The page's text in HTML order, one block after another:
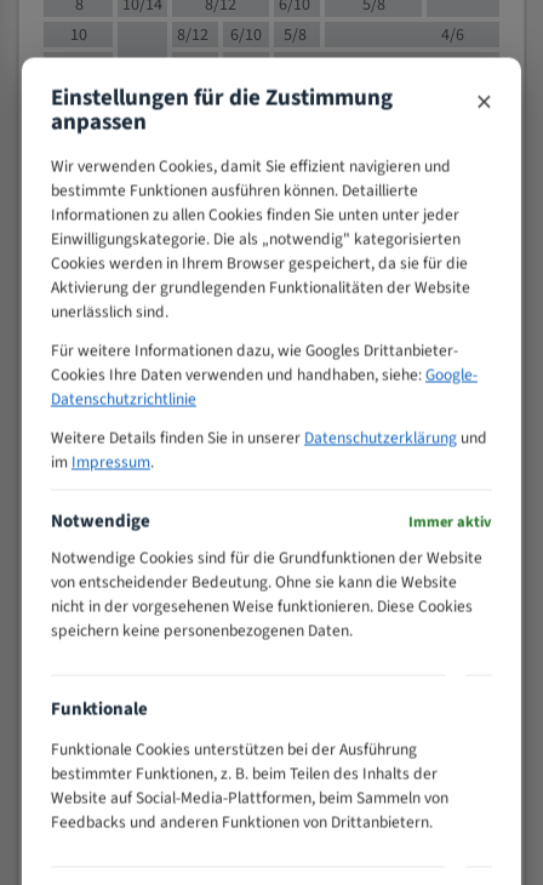
8
10/14 8/12 6/10 5/8
10
8/12 6/10 5/8
4/6
12
8/12 6/10
4/6
15
8/12 6/10
4/5
20
30
4/5
50
80
> 100
VOLLMATERIAL
M (mm)
Zoll (ZpZ))
>
25
10/14
15 - 40
8/12
25 - 50
50 - 120
80 - 180
3/4
130 -
350
2/3
200 -
> 500
0,75/1,25
Vorteile:
Einstellungen für die Zustimmung
anpassen ×
Wir verwenden Cookies, damit Sie effizient navigieren und
bestimmte Funktionen ausführen können. Detaillierte
Informationen zu allen Cookies finden Sie unten unter jeder
Einwilligungskategorie. Die als „notwendig" kategorisierten
Cookies werden in Ihrem Browser gespeichert, da sie für die
Aktivierung der grundlegenden Funktionalitäten der Website
unerlässlich sind.
Für weitere Informationen dazu, wie Googles Drittanbieter-
Cookies Ihre Daten verwenden und handhaben, siehe:Google-
Datenschutzrichtlinie
Weitere Details finden Sie in unserer Datenschutzerklärungund
im Impressum.
Notwendige Immer aktiv
Notwendige Cookies sind für die Grundfunktionen der Website
von entscheidender Bedeutung. Ohne sie kann die Website
nicht in der vorgesehenen Weise funktionieren. Diese Cookies
speichern keine personenbezogenen Daten.
Funktionale
Funktionale Cookies unterstützen bei der Ausführung
bestimmter Funktionen, z. B. beim Teilen des Inhalts der
Website auf Social-Media-Plattformen, beim Sammeln von
Feedbacks und anderen Funktionen von Drittanbietern.